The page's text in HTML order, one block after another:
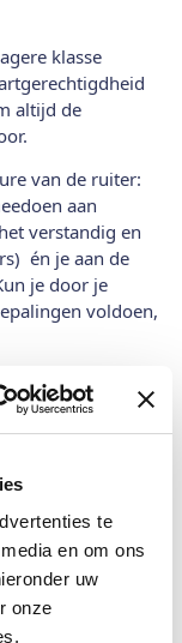
te
en om ons
uw
onze
klasse
altijd de
van de ruiter:
aan
verstandig en
én je aan de
je door je
voldoen,
van de
die blijvend is
hulpmiddelen
.
maar
veel sneller af
dan gaat je